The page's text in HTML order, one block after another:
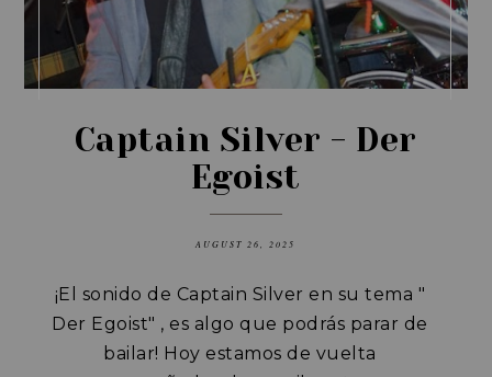
Captain Silver - Der
Egoist
AUGUST 26, 2025
¡El sonido de Captain Silver en su tema "
Der Egoist" , es algo que podrás parar de
bailar! Hoy estamos de vuelta